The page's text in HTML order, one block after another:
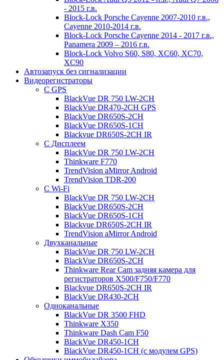
- 2015 г.в.
Block-Lock Porsche Cayenne 2007-2010 г.в.,
Cayenne 2010-2014 г.в.
Block-Lock Porsche Cayenne 2014 - 2017 г.в.,
Panamera 2009 – 2016 г.в.
Block-Lock Volvo S60, S80, XC60, XC70,
XC90
Автозапуск без сигнализации
Видеорегистраторы
С GPS
BlackVue DR 750 LW-2CH
BlackVue DR470-2CH GPS
BlackVue DR650S-2CH
BlackVue DR650S-1CH
Blackvue DR650S-2CH IR
С Дисплеем
BlackVue DR 750 LW-2CH
Thinkware F770
TrendVision aMirror Android
TrendVision TDR-200
С Wi-Fi
BlackVue DR 750 LW-2CH
BlackVue DR650S-2CH
BlackVue DR650S-1CH
Blackvue DR650S-2CH IR
TrendVision aMirror Android
Двухканальные
BlackVue DR 750 LW-2CH
BlackVue DR650S-2CH
Thinkware Rear Cam задняя камера для
регистраторов X500/F750/F770
Blackvue DR650S-2CH IR
BlackVue DR430-2CH
Одноканальные
BlackVue DR 3500 FHD
Thinkware X350
Thinkware Dash Cam F50
BlackVue DR450-1CH
BlackVue DR450-1CH (с модулем GPS)